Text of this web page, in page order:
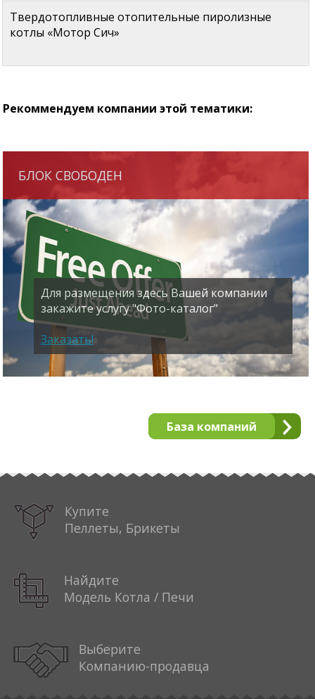
Твердотопливные отопительные пиролизные
котлы «Мотор Сич»
Рекоммендуем компании этой тематики:
БЛОК СВОБОДЕН
Для размещения здесь Вашей компании
закажите услугу "Фото-каталог"
Заказать!
База компаний
Купите
Пеллеты, Брикеты
Найдите
Модель Котла / Печи
Выберите
Компанию-продавца